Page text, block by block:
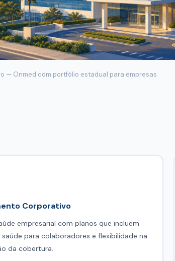
— Onmed com portfólio estadual para empresas
Corporativo
empresarial com planos que incluem
para colaboradores e flexibilidade na
da cobertura.